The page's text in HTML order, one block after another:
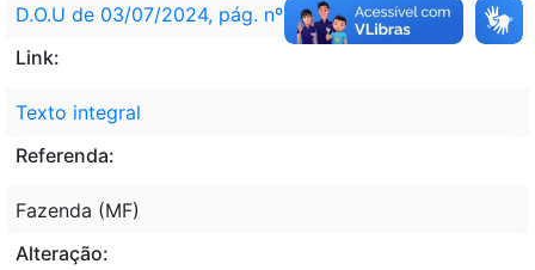
D.O.U de 03/07/2024, pág. nº 1
Link:
Texto integral
Referenda:
Fazenda (MF)
Alteração: